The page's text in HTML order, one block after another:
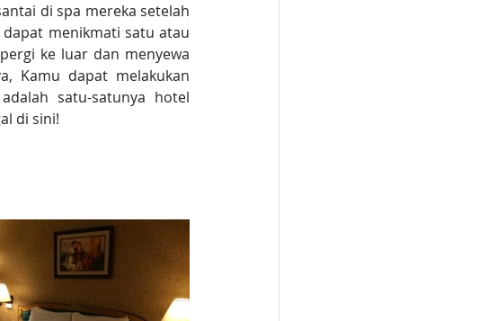
di spa mereka setelah
menikmati satu atau
ke luar dan menyewa
Kamu dapat melakukan
satu-satunya hotel
di sini!